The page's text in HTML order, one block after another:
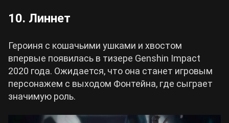
10. Линнет
Героиня с кошачьими ушками и хвостом
впервые появилась в тизере Genshin Impact
2020 года. Ожидается, что она станет игровым
персонажем с выходом Фонтейна, где сыграет
значимую роль.